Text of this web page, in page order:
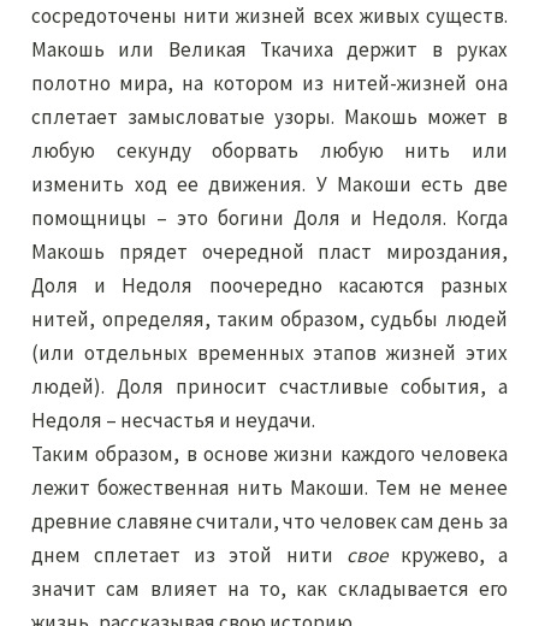
сосредоточены нити жизней всех живых существ.
Макошь или Великая Ткачиха держит в руках
полотно мира, на котором из нитей-жизней она
сплетает замысловатые узоры. Макошь может в
любую секунду оборвать любую нить или
изменить ход ее движения. У Макоши есть две
помощницы – это богини Доля и Недоля. Когда
Макошь прядет очередной пласт мироздания,
Доля и Недоля поочередно касаются разных
нитей, определяя, таким образом, судьбы людей
(или отдельных временных этапов жизней этих
людей). Доля приносит счастливые события, а
Недоля – несчастья и неудачи.
Таким образом, в основе жизни каждого человека
лежит божественная нить Макоши. Тем не менее
древние славяне считали, что человек сам день за
днем сплетает из этой нити своекружево, а
значит сам влияет на то, как складывается его